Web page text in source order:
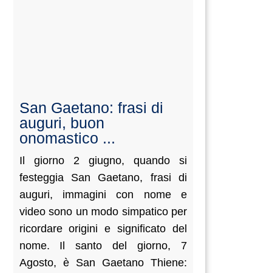
San Gaetano: frasi di
auguri, buon
onomastico ...
Il giorno 2 giugno, quando si
festeggia San Gaetano, frasi di
auguri, immagini con nome e
video sono un modo simpatico per
ricordare origini e significato del
nome. Il santo del giorno, 7
Agosto, è San Gaetano Thiene: